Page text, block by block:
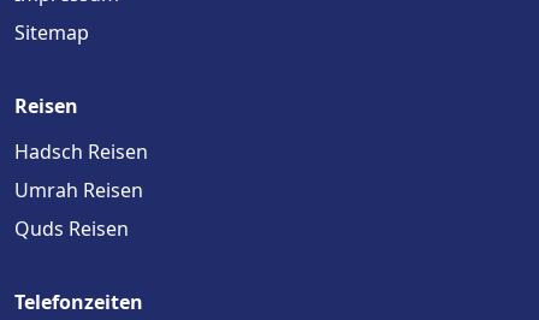
Sitemap
Reisen
Hadsch Reisen
Umrah Reisen
Quds Reisen
Telefonzeiten